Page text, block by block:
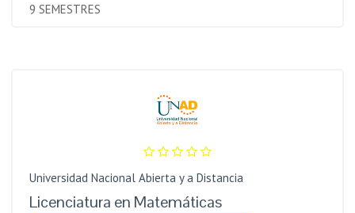
9 SEMESTRES
Universidad Nacional Abierta y a Distancia
Licenciatura en Matemáticas